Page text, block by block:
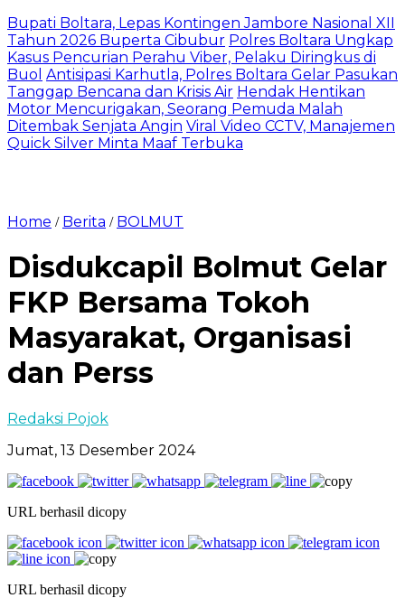
Bupati Boltara, Lepas Kontingen Jambore Nasional XII
Tahun 2026 Buperta Cibubur Polres Boltara Ungkap
Kasus Pencurian Perahu Viber, Pelaku Diringkus di
Buol Antisipasi Karhutla, Polres Boltara Gelar Pasukan
Tanggap Bencana dan Krisis Air Hendak Hentikan
Motor Mencurigakan, Seorang Pemuda Malah
Ditembak Senjata Angin Viral Video CCTV, Manajemen
Quick Silver Minta Maaf Terbuka
Home / Berita / BOLMUT
Disdukcapil Bolmut Gelar
FKP Bersama Tokoh
Masyarakat, Organisasi
dan Perss
Redaksi Pojok
Jumat, 13 Desember 2024
URL berhasil dicopy
URL berhasil dicopy